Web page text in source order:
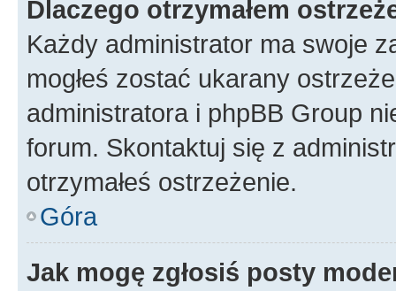
Dlaczego otrzymałem
Każdy administrator ma swoje
mogłeś zostać ukarany
administratora i phpBB Group
forum. Skontaktuj się z
otrzymałeś ostrzeżenie.
Góra
Jak mogę zgłosiś posty